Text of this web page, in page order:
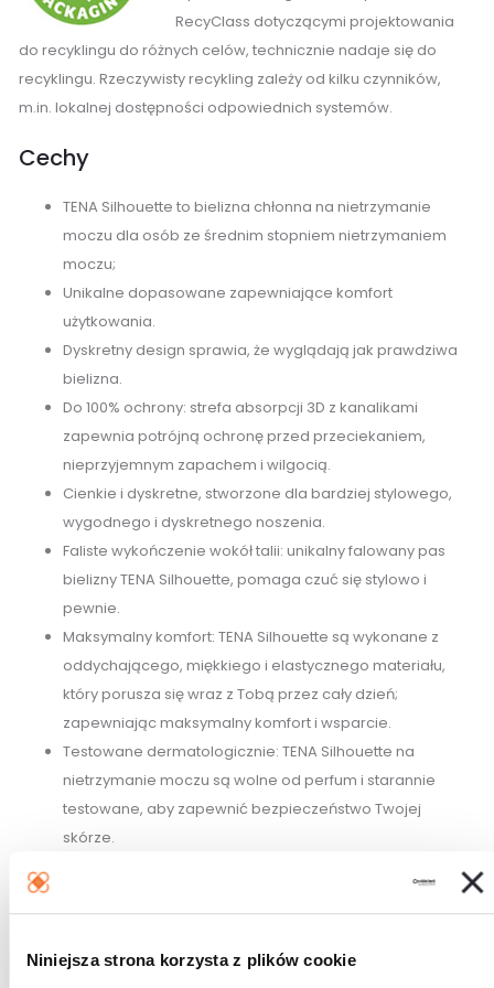
Niniejsza strona korzysta z plików cookie
RecyClass dotyczącymi projektowania
do recyklingu do różnych celów, technicznie nadaje się do
recyklingu. Rzeczywisty recykling zależy od kilku czynników,
m.in. lokalnej dostępności odpowiednich systemów.
Cechy
TENA Silhouette to bielizna chłonna na nietrzymanie
moczu dla osób ze średnim stopniem nietrzymaniem
moczu;
Unikalne dopasowane zapewniające komfort
użytkowania.
Dyskretny design sprawia, że wyglądają jak prawdziwa
bielizna.
Do 100% ochrony: strefa absorpcji 3D z kanalikami
zapewnia potrójną ochronę przed przeciekaniem,
nieprzyjemnym zapachem i wilgocią.
Cienkie i dyskretne, stworzone dla bardziej stylowego,
wygodnego i dyskretnego noszenia.
Faliste wykończenie wokół talii: unikalny falowany pas
bielizny TENA Silhouette, pomaga czuć się stylowo i
pewnie.
Maksymalny komfort: TENA Silhouette są wykonane z
oddychającego, miękkiego i elastycznego materiału,
który porusza się wraz z Tobą przez cały dzień;
zapewniając maksymalny komfort i wsparcie.
Testowane dermatologicznie: TENA Silhouette na
nietrzymanie moczu są wolne od perfum i starannie
testowane, aby zapewnić bezpieczeństwo Twojej
skórze.